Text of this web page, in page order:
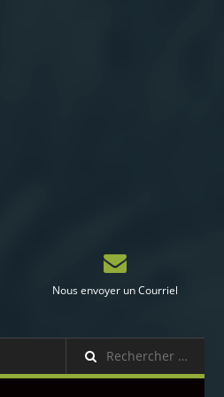
Nous envoyer un Courriel